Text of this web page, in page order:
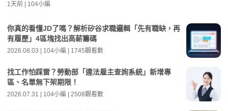
1天前 | 104小編
你真的看懂JD了嗎？解析矽谷求職邏輯「先有職缺，再
有履歷」4區塊找出高薪籌碼
2026.08.03 | 104小編 | 1745觀看數
找工作怕踩雷？勞動部「違法雇主查詢系統」新增專
區、名單無下架期限！
2026.07.31 | 104小編 | 2508觀看數